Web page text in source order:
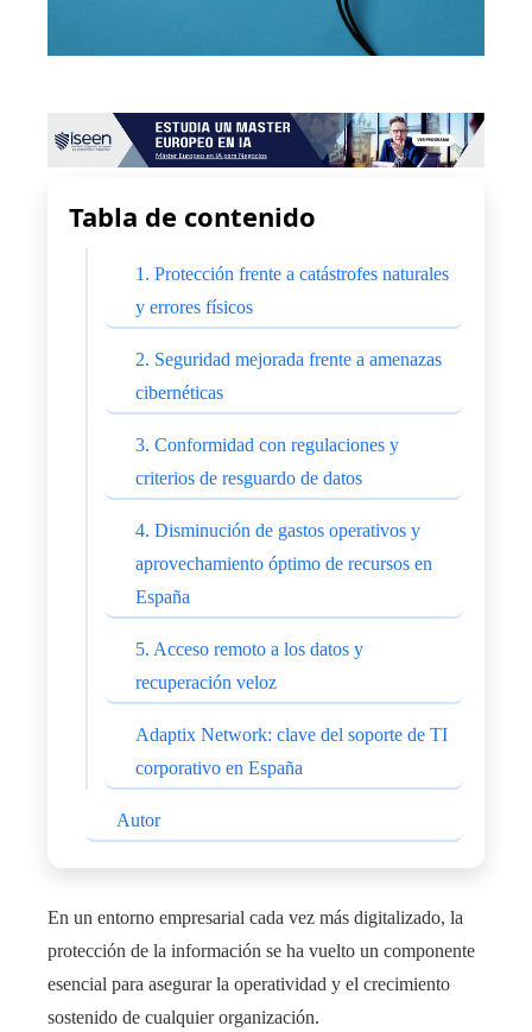
Tabla de contenido
1. Protección frente a catástrofes naturales
y errores físicos
2. Seguridad mejorada frente a amenazas
cibernéticas
3. Conformidad con regulaciones y
criterios de resguardo de datos
4. Disminución de gastos operativos y
aprovechamiento óptimo de recursos en
España
5. Acceso remoto a los datos y
recuperación veloz
Adaptix Network: clave del soporte de TI
corporativo en España
Autor
En un entorno empresarial cada vez más digitalizado, la
protección de la información se ha vuelto un componente
esencial para asegurar la operatividad y el crecimiento
sostenido de cualquier organización.